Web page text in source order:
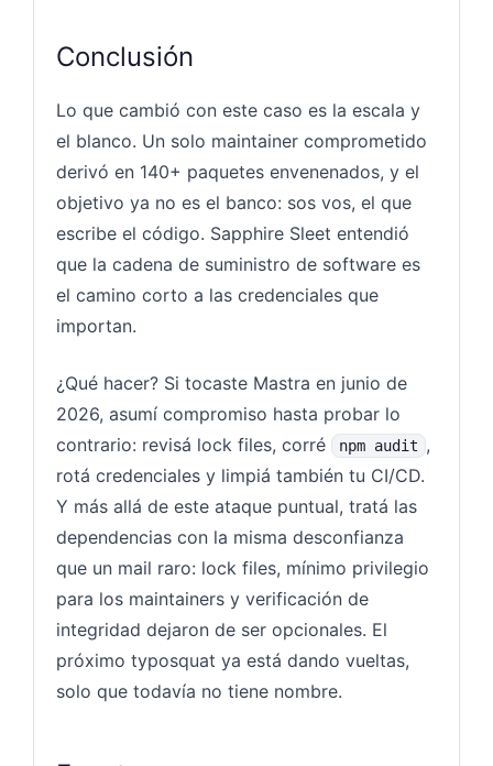
Conclusión
Lo que cambió con este caso es la escala y
el blanco. Un solo maintainer comprometido
derivó en 140+ paquetes envenenados, y el
objetivo ya no es el banco: sos vos, el que
escribe el código. Sapphire Sleet entendió
que la cadena de suministro de software es
el camino corto a las credenciales que
importan.
¿Qué hacer? Si tocaste Mastra en junio de
2026, asumí compromiso hasta probar lo
contrario: revisá lock files, corré
npm audit ,
rotá credenciales y limpiá también tu CI/CD.
Y más allá de este ataque puntual, tratá las
dependencias con la misma desconfianza
que un mail raro: lock files, mínimo privilegio
para los maintainers y verificación de
integridad dejaron de ser opcionales. El
próximo typosquat ya está dando vueltas,
solo que todavía no tiene nombre.